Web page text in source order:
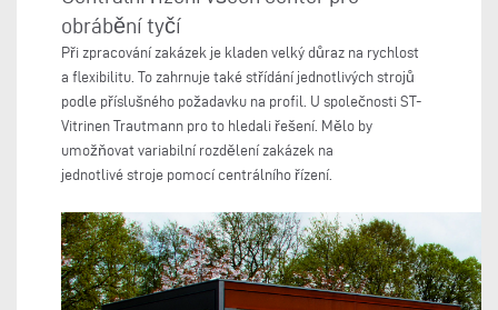
obrábění tyčí
Při zpracování zakázek je kladen velký důraz na rychlost
a flexibilitu. To zahrnuje také střídání jednotlivých strojů
podle příslušného požadavku na profil. U společnosti ST-
Vitrinen Trautmann pro to hledali řešení. Mělo by
umožňovat variabilní rozdělení zakázek na
jednotlivé stroje pomocí centrálního řízení.